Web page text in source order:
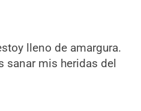
lleno de amargura.
sanar mis heridas del